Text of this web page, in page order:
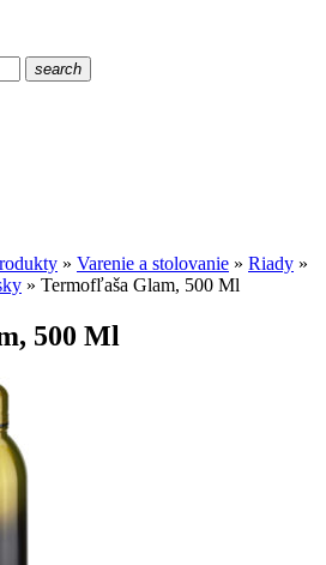
search
» Varenie a stolovanie » Riady »
» Termofľaša Glam, 500 Ml
500 Ml